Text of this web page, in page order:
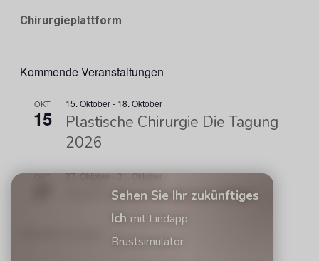
Sehen Sie Ihr zukünftiges
Ich mit Lindapp
Brustsimulator
Chirurgieplattform
Kommende Veranstaltungen
OKT.
15
15. Oktober- 18. Oktober
Plastische Chirurgie Die Tagung
2026
OKT. 27. Oktober-31. Oktober
ISAPS-Weltkongress 2026